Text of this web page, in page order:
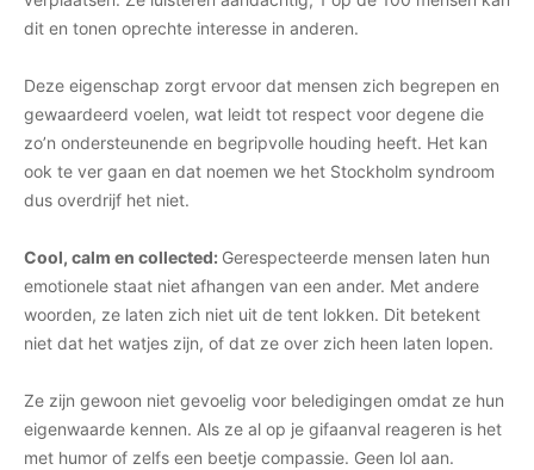
dit en tonen oprechte interesse in anderen.
Deze eigenschap zorgt ervoor dat mensen zich begrepen en
gewaardeerd voelen, wat leidt tot respect voor degene die
zo’n ondersteunende en begripvolle houding heeft. Het kan
ook te ver gaan en dat noemen we het Stockholm syndroom
dus overdrijf het niet.
Cool, calm en collected: Gerespecteerde mensen laten hun
emotionele staat niet afhangen van een ander. Met andere
woorden, ze laten zich niet uit de tent lokken. Dit betekent
niet dat het watjes zijn, of dat ze over zich heen laten lopen.
Ze zijn gewoon niet gevoelig voor beledigingen omdat ze hun
eigenwaarde kennen. Als ze al op je gifaanval reageren is het
met humor of zelfs een beetje compassie. Geen lol aan.